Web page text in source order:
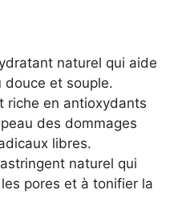
naturel qui aide
douce et souple.
riche en antioxydants
des dommages
libres.
naturel qui
pores et à tonifier la